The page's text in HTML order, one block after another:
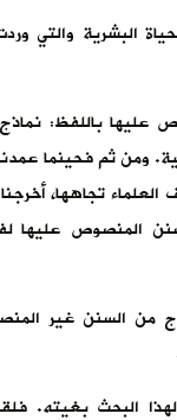
البشرية والتي
عليها باللفظ:
ومن ثم فحينما
تجاهها،
المنصوص عليها
من السنن غير
البحث بغيته.